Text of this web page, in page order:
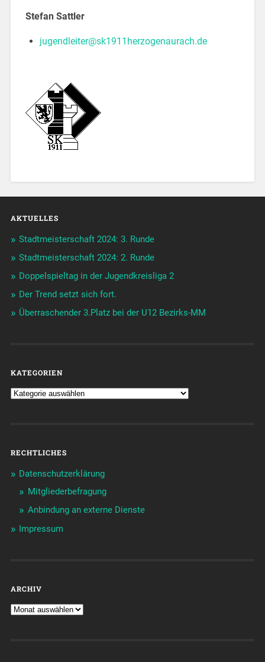
Stefan Sattler
jugendleiter@sk1911herzogenaurach.de
AKTUELLES
Stadtmeisterschaft 2024: 3. Runde
Stadtmeisterschaft 2024: 2. Runde
Doppelspieltag in der Jugendkreisliga 2
Der Trend setzt sich fort.
Überraschender 3.Platz bei der U12 Bezirks-MM
KATEGORIEN
RECHTLICHES
Datenschutzerklärung
Mitgliederbefragung
Anbindung an externe Dienste
Impressum
ARCHIV